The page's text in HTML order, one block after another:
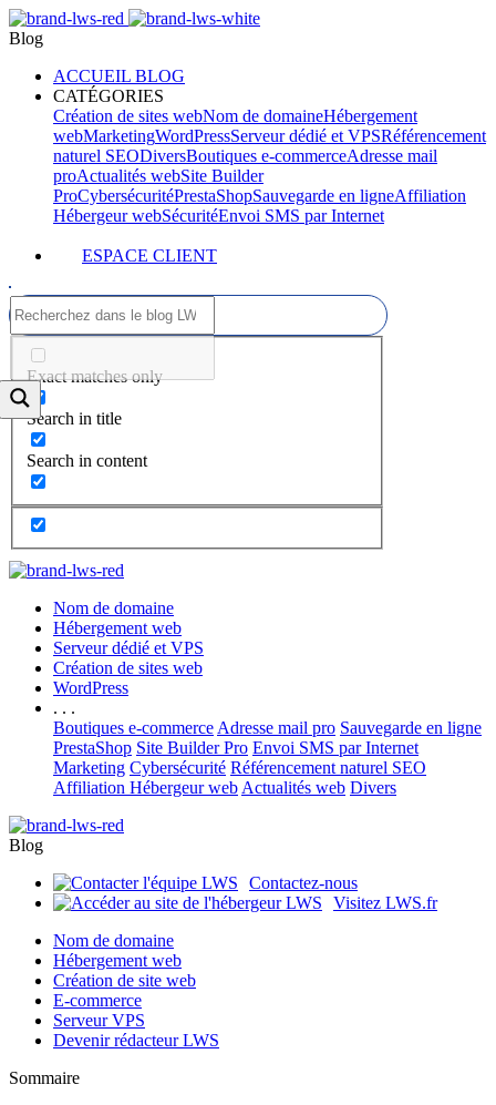
Blog
ACCUEIL BLOG
CATÉGORIES
Création de sites webNom de domaineHébergement
webMarketingWordPressServeur dédié et VPSRéférencement
naturel SEODiversBoutiques e-commerceAdresse mail
proActualités webSite Builder
ProCybersécuritéPrestaShopSauvegarde en ligneAffiliation
Hébergeur webSécuritéEnvoi SMS par Internet
ESPACE CLIENT
Exact matches only
Search in title
Search in content
Nom de domaine
Hébergement web
Serveur dédié et VPS
Création de sites web
WordPress
. . .
Boutiques e-commerce Adresse mail pro Sauvegarde en ligne
PrestaShop Site Builder Pro Envoi SMS par Internet
Marketing Cybersécurité Référencement naturel SEO
Affiliation Hébergeur web Actualités web Divers
Blog
Contactez-nous
Visitez LWS.fr
Nom de domaine
Hébergement web
Création de site web
E-commerce
Serveur VPS
Devenir rédacteur LWS
Sommaire